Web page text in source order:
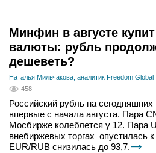
Минфин в августе
валюты: рубль
дешеветь?
Наталья Мильчакова, аналитик Freedom Global
458
Российский рубль на сегодняшних
впервые с начала августа. Пара
Мосбирже колеблется у 12. Пара
внебиржевых торгах опустилась
EUR/RUB снизилась до 93,7.